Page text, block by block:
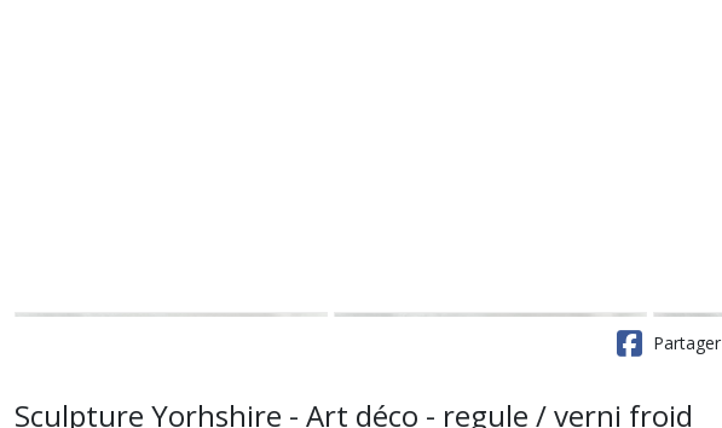
Partager
Sculpture Yorhshire - Art déco - regule / verni froid